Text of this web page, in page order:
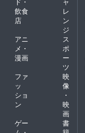
飲食
店
レ
ン
ジ
アニ
メ・
漫画
ス
ポ
ー
ツ
ファ
ッ
ショ
ン
映
像
・
映
画
ゲー
書